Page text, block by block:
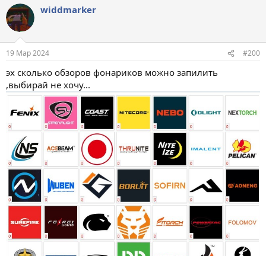
widdmarker
19 Мар 2024 #200
эх сколько обзоров фонариков можно запилить
,выбирай не хочу...